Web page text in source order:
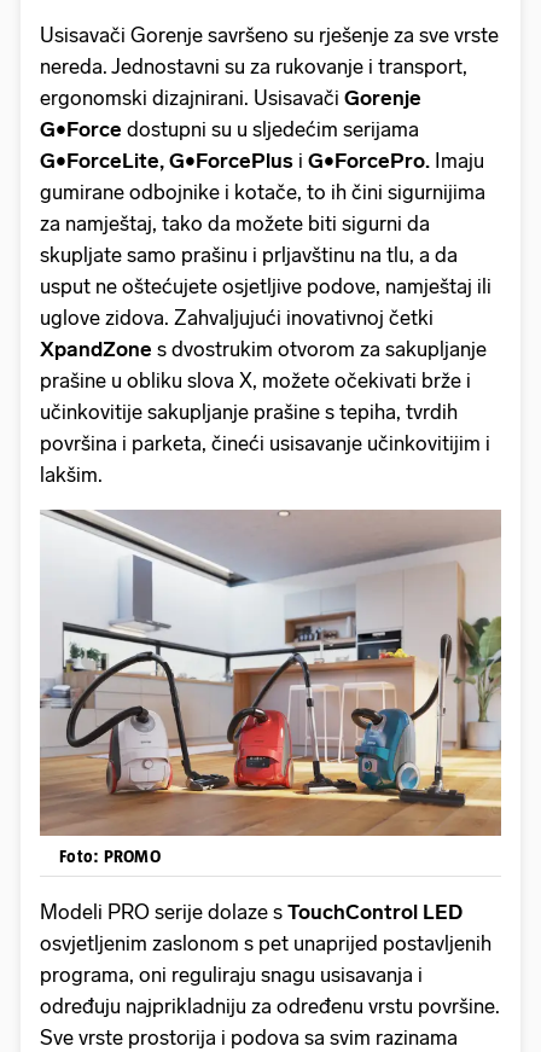
Usisavači Gorenje savršeno su rješenje za sve vrste
nereda. Jednostavni su za rukovanje i transport,
ergonomski dizajnirani. Usisavači Gorenje
G•Force dostupni su u sljedećim serijama
G•ForceLite, G•ForcePlus i G•ForcePro. Imaju
gumirane odbojnike i kotače, to ih čini sigurnijima
za namještaj, tako da možete biti sigurni da
skupljate samo prašinu i prljavštinu na tlu, a da
usput ne oštećujete osjetljive podove, namještaj ili
uglove zidova. Zahvaljujući inovativnoj četki
XpandZone s dvostrukim otvorom za sakupljanje
prašine u obliku slova X, možete očekivati brže i
učinkovitije sakupljanje prašine s tepiha, tvrdih
površina i parketa, čineći usisavanje učinkovitijim i
lakšim.
Foto: PROMO
Modeli PRO serije dolaze s TouchControl LED
osvjetljenim zaslonom s pet unaprijed postavljenih
programa, oni reguliraju snagu usisavanja i
određuju najprikladniju za određenu vrstu površine.
Sve vrste prostorija i podova sa svim razinama